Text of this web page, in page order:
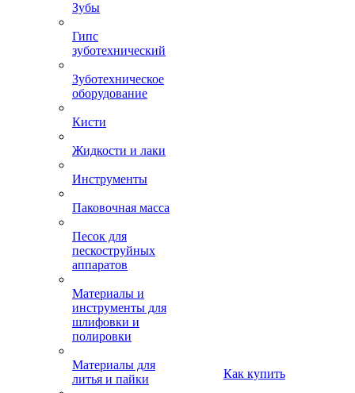
Зубы
Гипс
зуботехнический
Зуботехническое
оборудование
Кисти
Жидкости и лаки
Инструменты
Паковочная масса
Песок для
пескоструйных
аппаратов
Материалы и
инструменты для
шлифовки и
полировки
Материалы для
литья и пайки
Как купить